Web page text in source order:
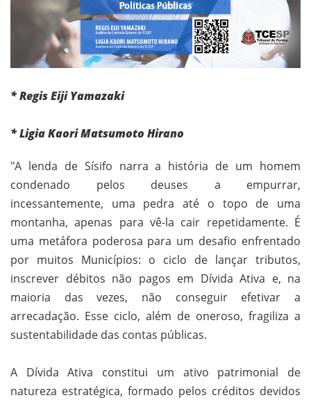
* Regis Eiji Yamazaki
* Ligia Kaori Matsumoto Hirano
"A lenda de Sísifo narra a história de um homem
condenado pelos deuses a empurrar,
incessantemente, uma pedra até o topo de uma
montanha, apenas para vê-la cair repetidamente. É
uma metáfora poderosa para um desafio enfrentado
por muitos Municípios: o ciclo de lançar tributos,
inscrever débitos não pagos em Dívida Ativa e, na
maioria das vezes, não conseguir efetivar a
arrecadação. Esse ciclo, além de oneroso, fragiliza a
sustentabilidade das contas públicas.
A Dívida Ativa constitui um ativo patrimonial de
natureza estratégica, formado pelos créditos devidos